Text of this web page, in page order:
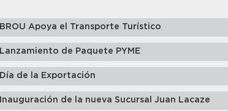
BROU Apoya el Transporte Turístico
Lanzamiento de Paquete PYME
Día de la Exportación
Inauguración de la nueva Sucursal Juan Lacaze